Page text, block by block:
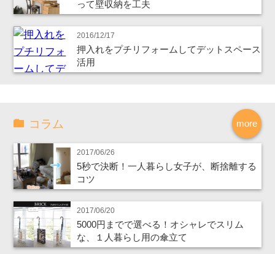
って壁収納を工夫
2016/12/17
押入れをプチリフォームしてデットスペース
活用
more
コラム
2017/06/26
5秒で決断！一人暮らし女子が、断捨離する
コツ
2017/06/20
5000円までで選べる！オシャレでスリム
な、１人暮らし用の傘立て